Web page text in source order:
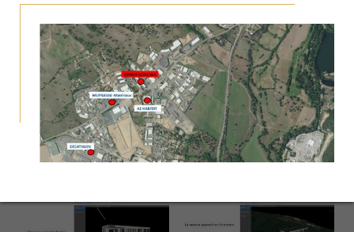
cela vous permet sur un ecran d'ordinateur de télécharger le
modèle 3D qui vous conviens
suivre la notice jointe.
De chiffrer précisement en fonction des courbes de votre terrain
tous les modèles peuvent ètre réalisés sur demande